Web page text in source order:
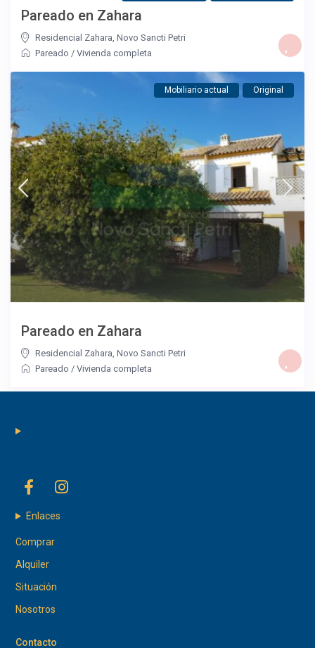
Pareado en Zahara
Residencial Zahara,Novo Sancti Petri
Pareado /Vivienda completa
Mobiliario actual Original
Pareado en Zahara
Residencial Zahara,Novo Sancti Petri
Pareado /Vivienda completa
Enlaces
Comprar
Alquiler
Situación
Nosotros
Contacto